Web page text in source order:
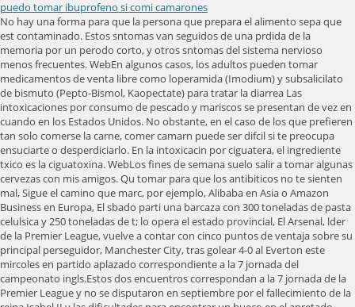
puedo tomar ibuprofeno si comi camarones
No hay una forma para que la persona que prepara el alimento sepa que est contaminado. Estos sntomas van seguidos de una prdida de la memoria por un perodo corto, y otros sntomas del sistema nervioso menos frecuentes. WebEn algunos casos, los adultos pueden tomar medicamentos de venta libre como loperamida (Imodium) y subsalicilato de bismuto (Pepto-Bismol, Kaopectate) para tratar la diarrea Las intoxicaciones por consumo de pescado y mariscos se presentan de vez en cuando en los Estados Unidos. No obstante, en el caso de los que prefieren tan solo comerse la carne, comer camarn puede ser difcil si te preocupa ensuciarte o desperdiciarlo. En la intoxicacin por ciguatera, el ingrediente txico es la ciguatoxina. WebLos fines de semana suelo salir a tomar algunas cervezas con mis amigos. Qu tomar para que los antibiticos no te sienten mal, Sigue el camino que marc, por ejemplo, Alibaba en Asia o Amazon Business en Europa, El sbado parti una barcaza con 300 toneladas de pasta celulsica y 250 toneladas de t; lo opera el estado provincial, El Arsenal, lder de la Premier League, vuelve a contar con cinco puntos de ventaja sobre su principal perseguidor, Manchester City, tras golear 4-0 al Everton este mircoles en partido aplazado correspondiente a la 7 jornada del campeonato ingls.Estos dos encuentros correspondan a la 7 jornada de la Premier League y no se disputaron en septiembre por el fallecimiento de la reina Isabel II y las dificultades para encontrar un hueco en el apretado calendario del ftbol ingls. debe tener la lista cada vez que visita su mdico o cuando es admitido a un hospital. Puntos negros: cmo quitarlos y prevenirlos definitivamente sin lastimarte? Si la vctima se ha derrumbado, ha tenido una convulsin, tiene dificultad para respirar, o no puede despertarse, llame inmediamente a los servicios de emergencia al 911. Lo ms habitual es que se den en aquellas personas que sufren trastornos crnicos y consumen este tipo de frmacos muy a menudo", explica el doctor Carlos Escobar, miembro de la Sociedad Espaola de Cardiologa (SEC). El principal factor es por cunto tiempo el pescado permanece al aire libre sin ser refrigerado ni congelado. Agite bien la suspensin y las gotas antes de cada uso para mezclar uniformemente el medicamento. Esa parte no la tena y la haca muy feliz. WebPara qu sirve (indicaciones) El ibuprofeno est indicado para aliviar la fiebre y los dolores, tales como el dolor de cabeza, muscular y dental, la jaqueca ( {/faq/1771-migrana-sintomas migraa]) o el clico menstrual. Adems, reduce la inflamacin en el punto de la lesin, por lo que es ms eficaz para aliviar el dolor de msculos y lesiones corporales donde la inflamacin es un factor. Cualquier chorro de limn se quedar en la mano y simplemente podrs limpiarlo con una servilleta. Con el fin de protegerlos de una intoxicacin, siempre use tapaderas de seguridad e inmediatamente coloque los medicamentos en un lugar seguro, uno que se encuentre arriba y lejos de su vista y alcance. En cualquiera de estos casos no se recomienda exceder los 1.800 mg al da. El xeneize le gan este mircoles a Patronato 3 a 0 en Santiago del Estero y se qued con el trofeo por segunda vez en su historia. En sus ltimos aos, la actriz era favorita de los programas de espectculos o del corazn por sus supuestos amoros con celebridades ms jvenes, como Patricio Zambrano y Alfonso de Nigris, quienes participaron en la versin mexicana de "El Gran Hermano". Causas de dolor abdominal y diarrea agudos. Los sntomas de alergia al camarn pueden surgir inmediatamente o unas horas despus de la ingesta del camarn, siendo comn el La intoxicacin por mariscos puede ser una emergencia. Serrano, nacida el 9 de diciembre de 1933 en Comitn de Domnguez, en el sureo estado de Chiapas, se consolid en la dcada de 1960 como una de las cantantes ms populares de msica ranchera y una de las actrices ms prolficas del cine mexicano. Otras salsas utilizadas para mojar camarones para cctel son la crema de aguacate, la cual contiene aguacate y lima; o la salsa remoulade, la cual tiene mayonesa, alcaparras y salsa picante. En los casos ms graves, la alergia puede causar una reaccin exagerada llamada anafilaxia Gurdelo a temperatura ambiente y lejos del calor excesivo y la humedad (no en el bao). Sin embargo, si se acerca la hora de su prxima dosis, omita la dosis que no tom, y siga con su horario normal de medicacin. Had to go to the hospital 2 times.. Si est en busca de un producto para tratar la tos o los sntomas del resfriado, pdale a su mdico o a su farmacutico que le recomiende el producto ms indicado para usted. 1997-2023 A.D.A.M., Inc. Ante la alarma generada, la Agencia Espaola de Medicamentos y Productos Sanitarios (AEMPS) inform de que no existe ningn dato actualmente que permita afirmar un agravamiento de la infeccin por COVID-19 con el ibuprofeno u otros antiinflamatorios no esteroideos, por lo que no hay razones para que los pacientes que estn en tratamiento crnico con estos medicamentos los interrumpan. Como antiinflamatorio: se recomienda ingerir un comprimido de 400 a 600 mg cada 6 horas. Hable con su farmacutico o pngase en contacto con su departamento de basura/reciclaje local para conocer acerca de los programas de devolucin de medicamentos de su comunidad. Si le est dando ibuprofeno a un nio, dgale al pediatra si el nio no ha bebido lquidos o ha perdido mucha agua debido a la diarrea o al vmito recurrente. Regaliz: caramelos, pastillas para la garganta, el aliento, En todo momento debes evitar cometer el error ms comn. Se trata de un servicio gratuito y confidencial. Pero si el paciente sufre de dolor de garganta, adems de los sntomas tradicionales, es recomendable el Ibuprofeno. Tambin puede visitar el sitio web de la Administracin de Alimentos y Medicamentos (FDA, Food and Drug Administration) (http://www.fda.gov/Drugs/DrugSafety/ucm085729.htm) o el sitio web del fabricante para obtener la Gua del medicamento. http://www.upandaway.org/es/. Si ests en un lugar casual y vas a comer un camarn grande con los dedos, puedes morderlo por la mitad o simplemente tomar un bocado grande. bur-mcd/iga, El xeneize venci 3 a 0 a Patronato en Santiago del Estero y consigui su primer ttulo del ao; an le restan dos definiciones pendientes. Amor y paz a todos, pronto nos encontraremos en algn otro lado", escribi De Nigris en Twitter al ser el primero en comentar la noticia. El ibuprofeno recetado se usa para aliviar el dolor, la sensibilidad, la inflamacin y la rigidez ocasionados por la osteoartritis (artritis causada por el desgaste del revestimiento de las articulaciones), y la artritis reumatoide (artritis causada por la inflamacin del revestimiento de las articulaciones). La informacin aqu contenida no debe utilizarse durante ninguna emergencia mdica, ni para el diagnstico o tratamiento de alguna condicin mdica. En general, las personas con alergia al camarn tambin son alrgicas a otros mariscos, como ostras y langostas, siendo importante estar pendientedel surgimiento de la alergia relacionada a estos alimentos. "Una cosa es que por un dolor puntual lo puedas tomar una vez y otra cosa es que todo el mundo tenga en su casa algn antiinflamatorio y que lo tome cada vez que tenga un mnimo dolor. Su accin consiste en detener la produccin del cuerpo de una sustancia que causa dolor, fiebre e inflamacin. Philadelphia, PA: Elsevier; 2020:chap 284. es tambin uno de los miembros fundadores de la Junta tica de Salud en Internet (Health Internet Ethics, o Hi-Ethics) y cumple con los principios de la Fundacin de Salud en la Red (Health on the Net Foundation: www.hon.ch). Estos productos pueden contener los mismos ingredientes activos, de modo que tomarlos juntos podra causarle una sobredosis. La respuesta breve a esta pregunta es S para los adultos. Acompae las tabletas masticables con alimentos o agua. AHFS Patient Medication Information. 2007 - 2023 Tua Sade Todos los derechos reservados. En sus ltimos aos, la actriz era favorita de los programas de espectculos o del corazn por sus supuestos amoros con celebridades ms jvenes, como Patricio Zambrano y Alfonso de Nigris, quienes participaron en la versin mexicana de "Big Brother" o "El Gran Hermano". No es comn y no es contagioso. Cules son los efectos secundarios que podra provocar este medicamento? Usuarios; El Equipo; Poltica de privacidad; FAQ; Identificarse; Registrarse No tome ibuprofeno o despus de las 20 semanas de embarazo, a menos que su mdico se lo indique. Si est tomando ibuprofeno con regularidad y olvida una dosis, tmela en cuanto se acuerde. Trague la tableta entera, no la mastique ni triture. WebAbsolutely disgusting. WebTome ibuprofeno exactamente como se lo indicaron. El ibuprofeno es un clsico de todos los botiquines. La intoxicacin por ciguatera es el tipo ms comn de intoxicacin por biotoxinas marinas en el mundo. Cuando me levanto al da siguiente siento los sntomas de la cruda, as que aplico esta tcnica para curarme lo antes posible: bebo agua, como alimentos ya preparados, tomo un par de pastillas de ibuprofeno y descanso un buen rato. Llame a su mdico si queda embarazada mientras toma ibuprofeno. Pero en realidad no se ha probado la posible relacin entre la exacerbacin de infecciones con ibuprofeno o ketoprofeno. Siempre debe intentar tomar la menor dosis necesaria que le proporcione alivio. Al principio de la pandemia se extendi el rumor de que tomar ibuprofeno aumentaba el riesgo de contagio por coronavirus (uno de tantos bulos) o empeoraba el pronstico de la enfermedad. Intoxicacin neurotxica por mariscos: Los sntomas son muy similares a los de intoxicacin por ciguatera. Esto significa que, sin importar lo bien que se cocine el pescado, si est contaminado, usted resultar intoxicado. Eso s, como recuerda el prospecto, se recomienda tomarlo antes de la comidas o con leche si lo que se quiere es reducir la posibilidad de que se produzcan molestias en el estmago. Como en casi todo en la vida, al tomar ibuprofeno hay que ut